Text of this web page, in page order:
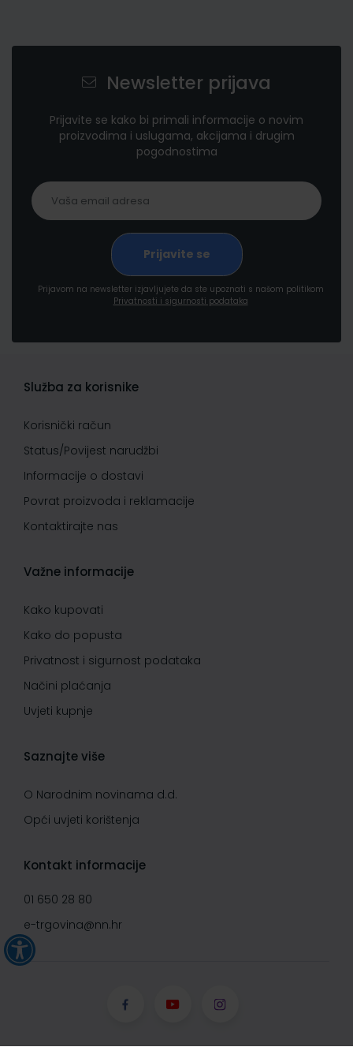
Newsletter prijava
Prijavite se kako bi primali informacije o novim
proizvodima i uslugama, akcijama i drugim
pogodnostima
Prijavom na newsletter izjavljujete da ste upoznati s našom politikom
Privatnosti i sigurnosti podataka
Služba za korisnike
Korisnički račun
Status/Povijest narudžbi
Informacije o dostavi
Povrat proizvoda i reklamacije
Kontaktirajte nas
Važne informacije
Kako kupovati
Kako do popusta
Privatnost i sigurnost podataka
Načini plaćanja
Uvjeti kupnje
Saznajte više
O Narodnim novinama d.d.
Opći uvjeti korištenja
Kontakt informacije
01 650 28 80
e-trgovina@nn.hr